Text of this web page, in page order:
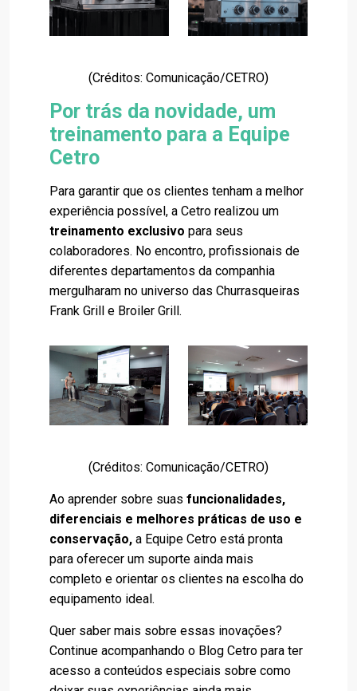
(Créditos: Comunicação/CETRO)
Por trás da novidade, um
treinamento para a Equipe
Cetro
Para garantir que os clientes tenham a melhor
experiência possível, a Cetro realizou um
treinamento exclusivo para seus
colaboradores. No encontro, profissionais de
diferentes departamentos da companhia
mergulharam no universo das Churrasqueiras
Frank Grill e Broiler Grill.
(Créditos: Comunicação/CETRO)
Ao aprender sobre suas funcionalidades,
diferenciais e melhores práticas de uso e
conservação, a Equipe Cetro está pronta
para oferecer um suporte ainda mais
completo e orientar os clientes na escolha do
equipamento ideal.
Quer saber mais sobre essas inovações?
Continue acompanhando o Blog Cetro para ter
acesso a conteúdos especiais sobre como